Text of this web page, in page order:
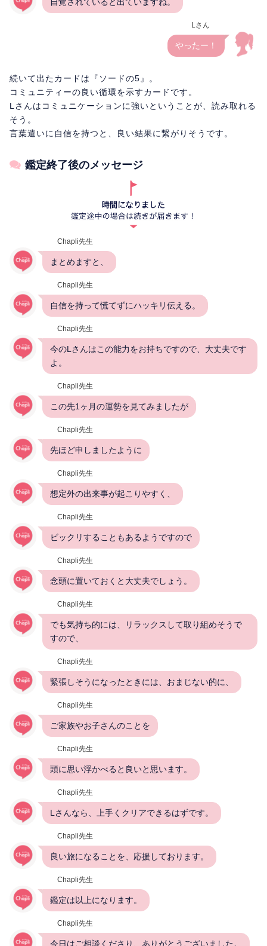
Lさん
やったー！
続いて出たカードは『ソードの5』。
コミュニティーの良い循環を示すカードです。
Lさんはコミュニケーションに強いということが、読み取れる
そう。
言葉遣いに自信を持つと、良い結果に繋がりそうです。
鑑定終了後のメッセージ
Chapli先生
まとめますと、
Chapli先生
自信を持って慌てずにハッキリ伝える。
Chapli先生
今のLさんはこの能力をお持ちですので、大丈夫です
よ。
Chapli先生
この先1ヶ月の運勢を見てみましたが
Chapli先生
先ほど申しましたように
Chapli先生
想定外の出来事が起こりやすく、
Chapli先生
ビックリすることもあるようですので
Chapli先生
念頭に置いておくと大丈夫でしょう。
Chapli先生
でも気持ち的には、リラックスして取り組めそうで
すので、
Chapli先生
緊張しそうになったときには、おまじない的に、
Chapli先生
ご家族やお子さんのことを
Chapli先生
頭に思い浮かべると良いと思います。
Chapli先生
Lさんなら、上手くクリアできるはずです。
Chapli先生
良い旅になることを、応援しております。
Chapli先生
鑑定は以上になります。
Chapli先生
今日はご相談くださり、ありがとうございました。